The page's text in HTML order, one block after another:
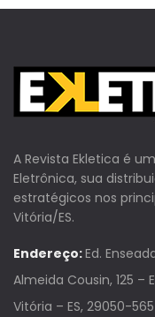
A Revista Ekletica é
Eletrônica, sua
estratégicos nos
Vitória/ES.
Endereço:Ed.
Almeida Cousin, 125 –
Vitória – ES, 29050-565